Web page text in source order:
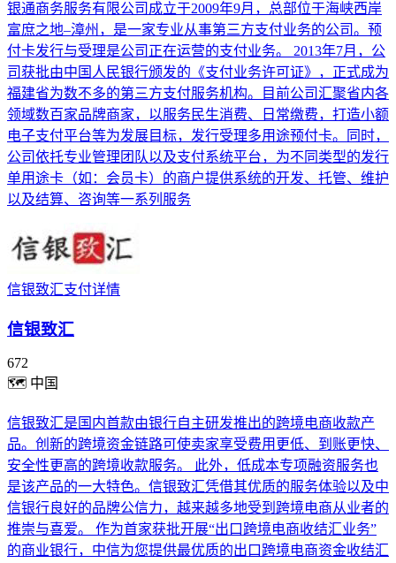
银通商务服务有限公司成立于2009年9月，总部位于海峡西岸
富庶之地–漳州，是一家专业从事第三方支付业务的公司。预
付卡发行与受理是公司正在运营的支付业务。 2013年7月，公
司获批由中国人民银行颁发的《支付业务许可证》，正式成为
福建省为数不多的第三方支付服务机构。目前公司汇聚省内各
领域数百家品牌商家，以服务民生消费、日常缴费，打造小额
电子支付平台等为发展目标，发行受理多用途预付卡。同时，
公司依托专业管理团队以及支付系统平台，为不同类型的发行
单用途卡（如：会员卡）的商户提供系统的开发、托管、维护
以及结算、咨询等一系列服务
信银致汇支付详情
信银致汇
672
🗺 中国
信银致汇是国内首款由银行自主研发推出的跨境电商收款产
品。创新的跨境资金链路可使卖家享受费用更低、到账更快、
安全性更高的跨境收款服务。 此外，低成本专项融资服务也
是该产品的一大特色。信银致汇凭借其优质的服务体验以及中
信银行良好的品牌公信力，越来越多地受到跨境电商从业者的
推崇与喜爱。 作为首家获批开展“出口跨境电商收结汇业务”
的商业银行，中信为您提供最优质的出口跨境电商资金收结汇